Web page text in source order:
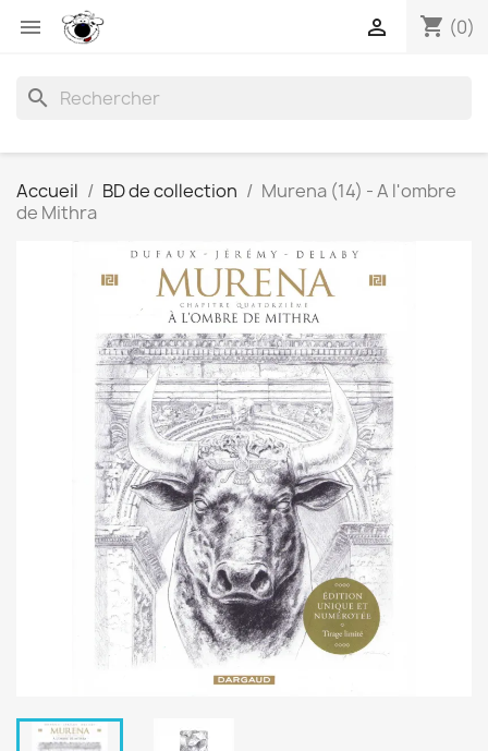
 shopping_cart (0)

search
Accueil BD de collection
Murena (14) - A l'ombre
de Mithra